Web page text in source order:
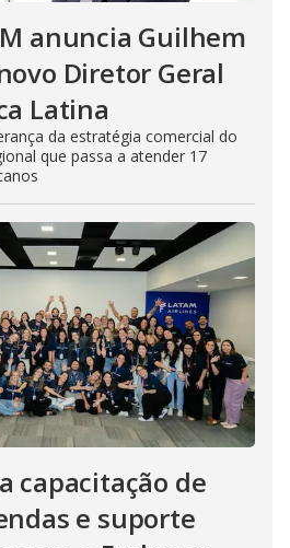
anuncia Guilhem
Diretor Geral
Latina
da estratégia comercial do
que passa a atender 17
capacitação de
e suporte